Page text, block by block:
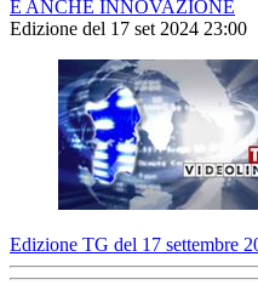
È ANCHE INNOVAZIONE
Edizione del 17 set 2024 23:00
Edizione TG del 17 settembre